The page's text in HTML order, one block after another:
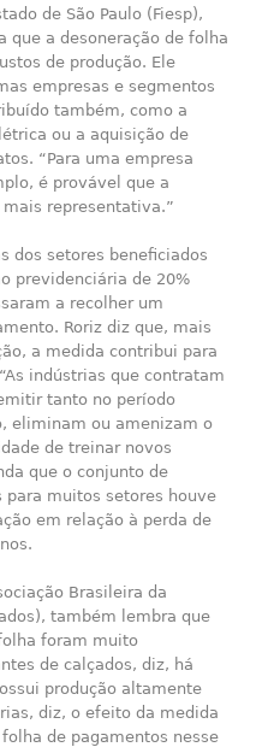
de São Paulo (Fiesp),
que a desoneração de folha
de produção. Ele
empresas e segmentos
também, como a
ou a aquisição de
“Para uma empresa
é provável que a
representativa.”
dos setores beneficiados
previdenciária de 20%
a recolher um
Roriz diz que, mais
a medida contribui para
indústrias que contratam
tanto no período
eliminam ou amenizam o
de treinar novos
que o conjunto de
muitos setores houve
em relação à perda de
Brasileira da
também lembra que
foram muito
de calçados, diz, há
produção altamente
diz, o efeito da medida
de pagamentos nesse